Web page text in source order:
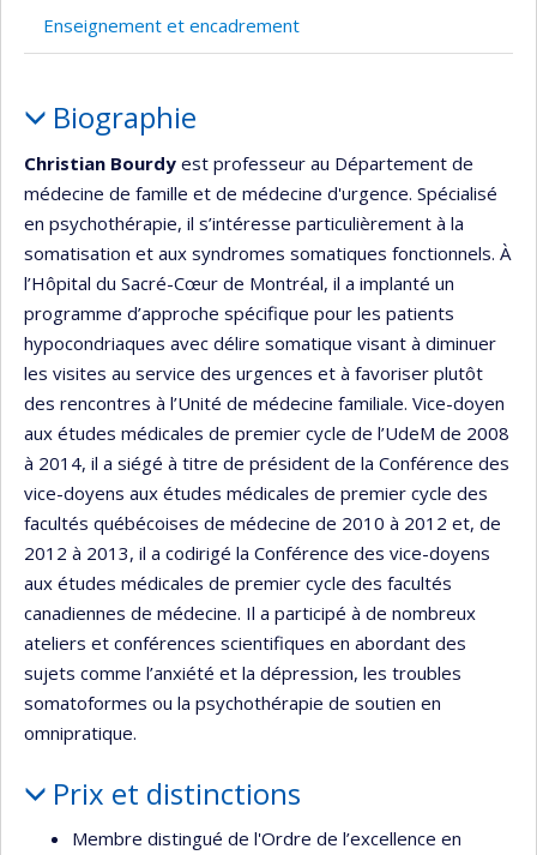
Enseignement et encadrement
Biographie
Christian Bourdy est professeur au Département de
médecine de famille et de médecine d'urgence. Spécialisé
en psychothérapie, il s’intéresse particulièrement à la
somatisation et aux syndromes somatiques fonctionnels. À
l’Hôpital du Sacré-Cœur de Montréal, il a implanté un
programme d’approche spécifique pour les patients
hypocondriaques avec délire somatique visant à diminuer
les visites au service des urgences et à favoriser plutôt
des rencontres à l’Unité de médecine familiale. Vice-doyen
aux études médicales de premier cycle de l’UdeM de 2008
à 2014, il a siégé à titre de président de la Conférence des
vice-doyens aux études médicales de premier cycle des
facultés québécoises de médecine de 2010 à 2012 et, de
2012 à 2013, il a codirigé la Conférence des vice-doyens
aux études médicales de premier cycle des facultés
canadiennes de médecine. Il a participé à de nombreux
ateliers et conférences scientifiques en abordant des
sujets comme l’anxiété et la dépression, les troubles
somatoformes ou la psychothérapie de soutien en
omnipratique.
Prix et distinctions
Membre distingué de l'Ordre de l’excellence en